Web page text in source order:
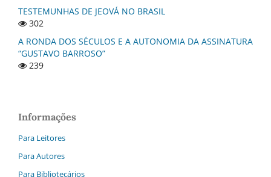
TESTEMUNHAS DE JEOVÁ NO BRASIL
302
A RONDA DOS SÉCULOS E A AUTONOMIA DA ASSINATURA
“GUSTAVO BARROSO”
239
Informações
Para Leitores
Para Autores
Para Bibliotecários